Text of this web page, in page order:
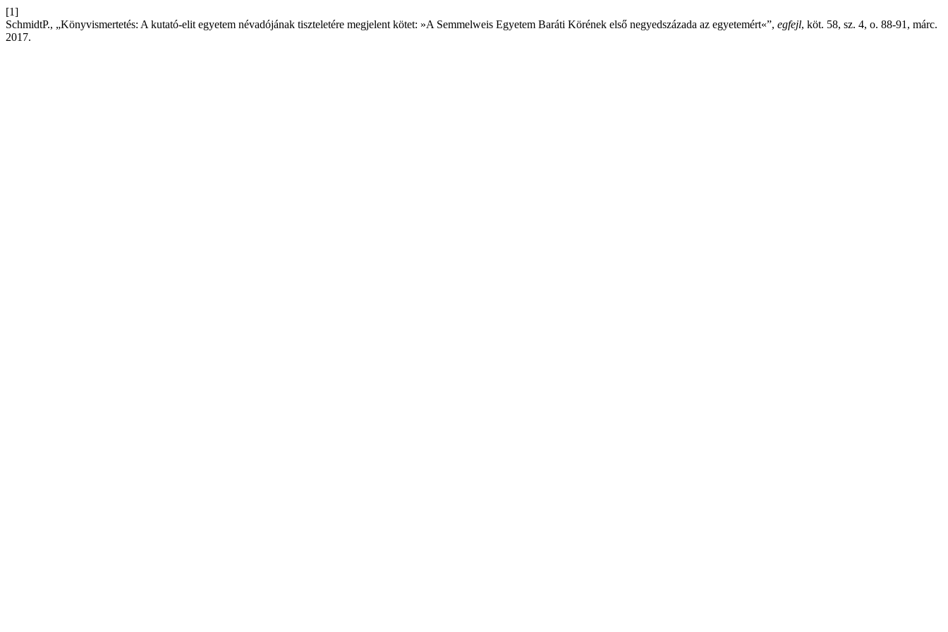
[1]
SchmidtP., „Könyvismertetés: A kutató-elit egyetem névadójának tiszteletére megjelent kötet: »A Semmelweis Egyetem Baráti Körének első negyedszázada az egyetemért«”, egfejl, köt. 58, sz. 4, o. 88-91, márc.
2017.